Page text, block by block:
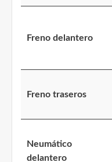
Freno delantero
Freno traseros
Neumático
delantero